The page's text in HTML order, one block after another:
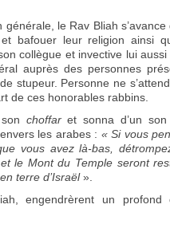
générale, le Rav Bliah
bafouer leur religion ainsi
collègue et invective lui
auprès des personnes
stupeur. Personne ne
de ces honorables rabbins.
choffar et sonna d’un
les arabes : « Si vous
vous avez là-bas,
le Mont du Temple seront
terre d’Israël».
engendrèrent un profond